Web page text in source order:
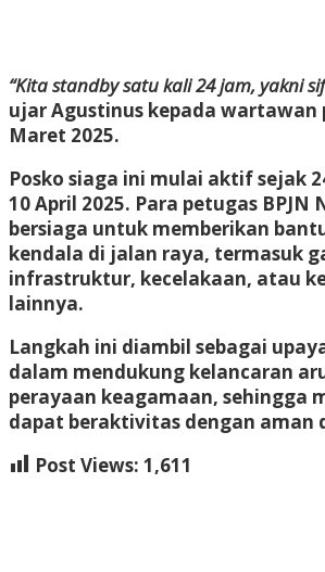
“Kita standby satu kali 24 jam, yakni
ujar Agustinus kepada wartawan
Maret 2025.
Posko siaga ini mulai aktif sejak
10 April 2025. Para petugas BPJN
bersiaga untuk memberikan
kendala di jalan raya, termasuk
infrastruktur, kecelakaan, atau
lainnya.
Langkah ini diambil sebagai
dalam mendukung kelancaran
perayaan keagamaan, sehingga
dapat beraktivitas dengan aman
Post Views: 1,611